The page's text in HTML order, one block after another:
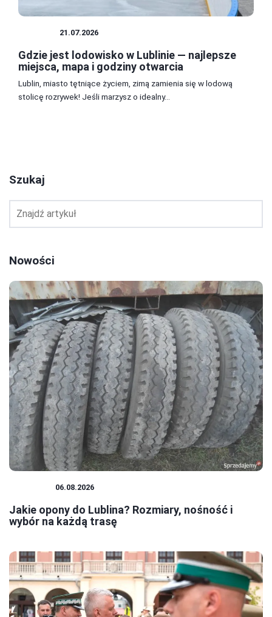
21.07.2026
Gdzie jest lodowisko w Lublinie — najlepsze
miejsca, mapa i godziny otwarcia
Lublin, miasto tętniące życiem, zimą zamienia się w lodową
stolicę rozrywek! Jeśli marzysz o idealny...
Szukaj
Nowości
06.08.2026
Jakie opony do Lublina? Rozmiary, nośność i
wybór na każdą trasę